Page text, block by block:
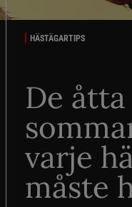
HÄSTÄGARTIPS
De åtta
varje
måste